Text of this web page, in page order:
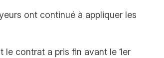
ont continué à appliquer les
le contrat a pris fin avant le 1er